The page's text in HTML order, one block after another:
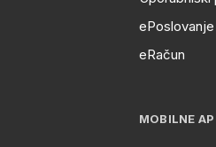
eRačun
MOBILNE